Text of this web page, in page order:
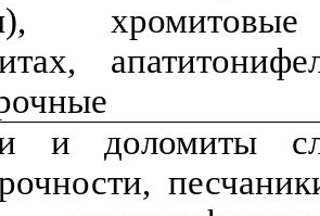
),
апатитонифе
и доломиты
,